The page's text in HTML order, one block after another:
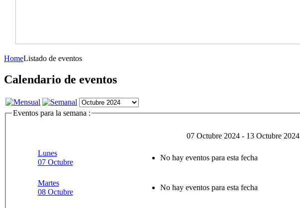
HomeListado de eventos
Calendario de eventos
Eventos para la semana :
07 Octubre 2024 - 13 Octubre 2024
Lunes
07 Octubre
No hay eventos para esta fecha
Martes
08 Octubre
No hay eventos para esta fecha